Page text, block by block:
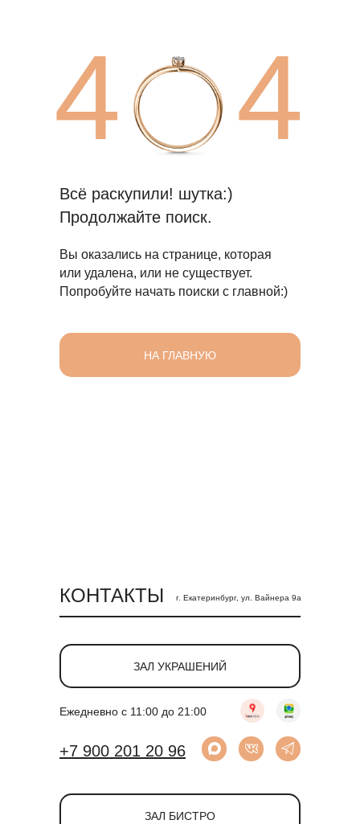
4 4
Всё раскупили! шутка:)
Продолжайте поиск.
Вы оказались на странице, которая
или удалена, или не существует.
Попробуйте начать поиски с главной:)
НА ГЛАВНУЮ
КОНТАКТЫ г. Екатеринбург, ул. Вайнера 9а
ЗАЛ БИСТРО
ЗАЛ УКРАШЕНИЙ
Ежедневно с 11:00 до 21:00
+7 900 201 20 96